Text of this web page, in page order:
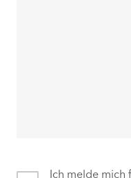
Ich melde mich